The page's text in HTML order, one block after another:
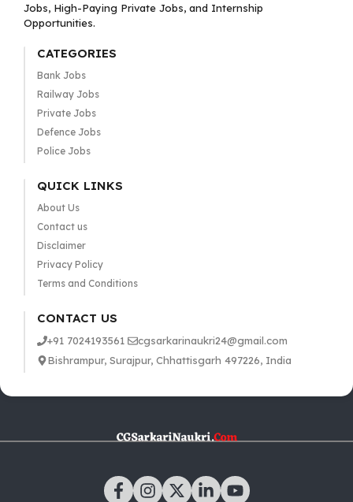
Jobs, High-Paying Private Jobs, and Internship
Opportunities.
CATEGORIES
Bank Jobs
Railway Jobs
Private Jobs
Defence Jobs
Police Jobs
QUICK LINKS
About Us
Contact us
Disclaimer
Privacy Policy
Terms and Conditions
CONTACT US
+91 7024193561
cgsarkarinaukri24@gmail.com
Bishrampur, Surajpur, Chhattisgarh 497226, India